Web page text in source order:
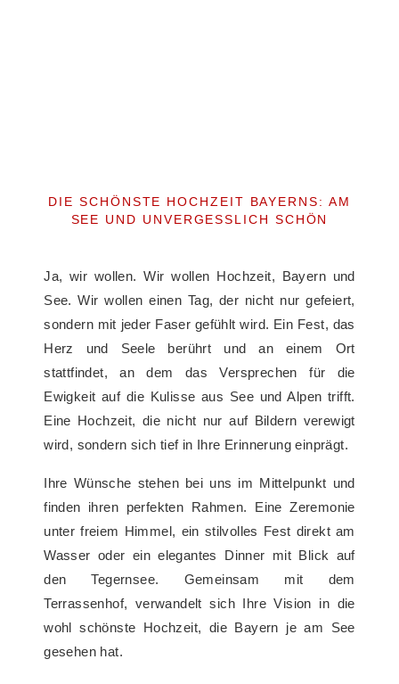
DIE SCHÖNSTE HOCHZEIT BAYERNS: AM
SEE UND UNVERGESSLICH SCHÖN
Ja, wir wollen. Wir wollen Hochzeit, Bayern und
See. Wir wollen einen Tag, der nicht nur gefeiert,
sondern mit jeder Faser gefühlt wird. Ein Fest, das
Herz und Seele berührt und an einem Ort
stattfindet, an dem das Versprechen für die
Ewigkeit auf die Kulisse aus See und Alpen trifft.
Eine Hochzeit, die nicht nur auf Bildern verewigt
wird, sondern sich tief in Ihre Erinnerung einprägt.
Ihre Wünsche stehen bei uns im Mittelpunkt und
finden ihren perfekten Rahmen. Eine Zeremonie
unter freiem Himmel, ein stilvolles Fest direkt am
Wasser oder ein elegantes Dinner mit Blick auf
den Tegernsee. Gemeinsam mit dem
Terrassenhof, verwandelt sich Ihre Vision in die
wohl schönste Hochzeit, die Bayern je am See
gesehen hat.